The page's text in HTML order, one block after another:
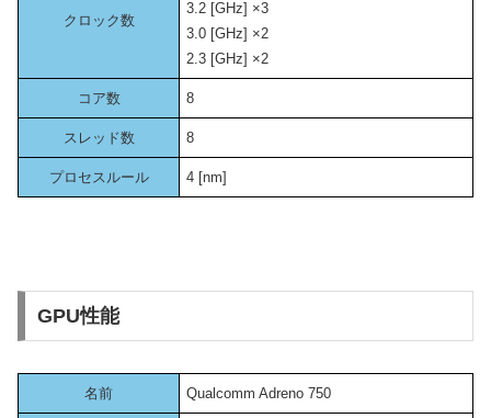
クロック数
3.2 [GHz] ×3
3.0 [GHz] ×2
2.3 [GHz] ×2
コア数 8
スレッド数 8
プロセスルール 4 [nm]
GPU性能
名前 Qualcomm Adreno 750